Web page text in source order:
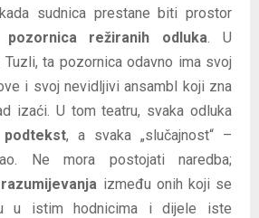
sudnica prestane biti prostor
pozornica režiranih odluka . U
ta pozornica odavno ima svoj
i svoj nevidljivi ansambl koji zna
izaći. U tom teatru, svaka odluka
podtekst, a svaka „slučajnost“ –
Ne mora postojati naredba;
između onih koji se
u istim hodnicima i dijele iste